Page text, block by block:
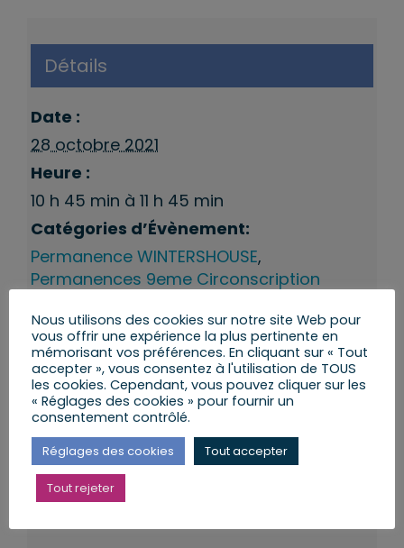
Détails
Date :
28 octobre 2021
Heure :
10 h 45 min à 11 h 45 min
Catégories d’Évènement:
Permanence WINTERSHOUSE,
Permanences 9eme Circonscription
Nous utilisons des cookies sur notre site Web pour
vous offrir une expérience la plus pertinente en
mémorisant vos préférences. En cliquant sur « Tout
accepter », vous consentez à l'utilisation de TOUS
les cookies. Cependant, vous pouvez cliquer sur les
« Réglages des cookies » pour fournir un
consentement contrôlé.
Réglages des cookies Tout accepter
Tout rejeter